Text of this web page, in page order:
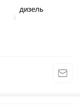
дизель